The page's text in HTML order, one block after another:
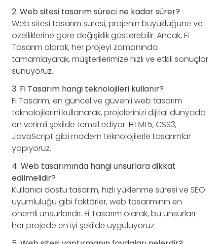
2. Web sitesi tasarım süreci ne kadar sürer?
Web sitesi tasarım süresi, projenin büyüklüğüne ve
özelliklerine göre değişiklik gösterebilir. Ancak, Fi
Tasarım olarak, her projeyi zamanında
tamamlayarak, müşterilerimize hızlı ve etkili sonuçlar
sunuyoruz.
3. Fi Tasarım hangi teknolojileri kullanır?
Fi Tasarım, en güncel ve güvenli web tasarım
teknolojilerini kullanarak, projelerinizi dijital dünyada
en verimli şekilde temsil ediyor. HTML5, CSS3,
JavaScript gibi modern teknolojilerle tasarımlar
yapıyoruz.
4. Web tasarımında hangi unsurlara dikkat
edilmelidir?
Kullanıcı dostu tasarım, hızlı yüklenme süresi ve SEO
uyumluluğu gibi faktörler, web tasarımının en
önemli unsurlarıdır. Fi Tasarım olarak, bu unsurları
her projede en iyi şekilde uyguluyoruz.